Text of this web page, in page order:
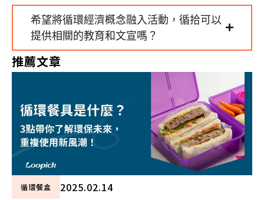
希望將循環經濟概念融入活動，循拾可以
提供相關的教育和文宣嗎？
推薦文章
循環餐盒
2025.02.14